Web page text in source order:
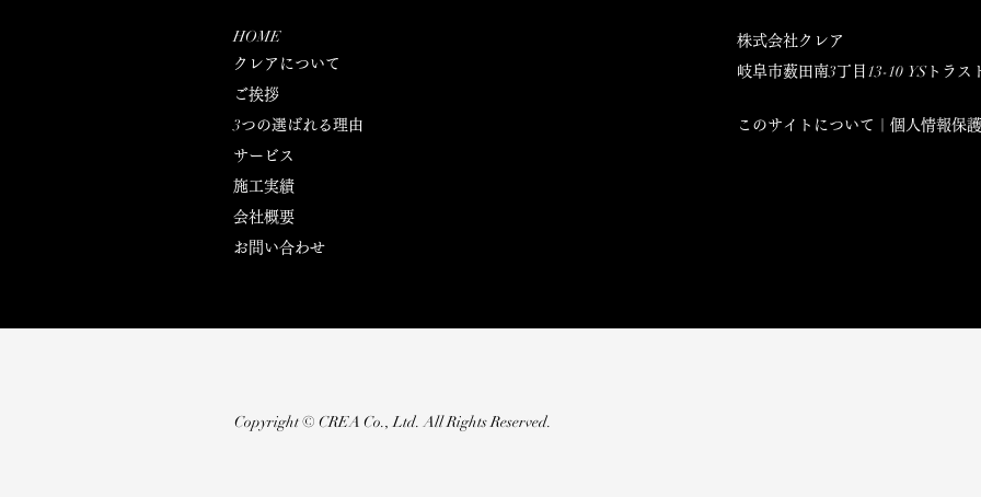
HOME
クレアについて
​ご挨拶
3つの選ばれる理由
サービス
施工実績
​会社概要
お問い合わせ
株式会社クレア
岐阜市薮田南3丁目 13-10 YSトラス
このサイトについて｜個人情報保
Copyright © CREA Co., Ltd. All Rights Reserved.